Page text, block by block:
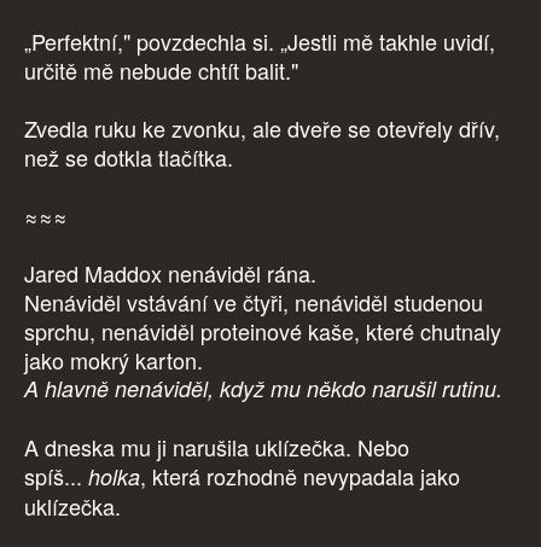
„Perfektní," povzdechla si. „Jestli mě takhle uvidí,
určitě mě nebude chtít balit."
Zvedla ruku ke zvonku, ale dveře se otevřely dřív,
než se dotkla tlačítka.
≈≈≈
Jared Maddox nenáviděl rána.
Nenáviděl vstávání ve čtyři, nenáviděl studenou
sprchu, nenáviděl proteinové kaše, které chutnaly
jako mokrý karton.
A hlavně nenáviděl, když mu někdo narušil rutinu.
A dneska mu ji narušila uklízečka. Nebo
spíš... holka, která rozhodně nevypadala jako
uklízečka.